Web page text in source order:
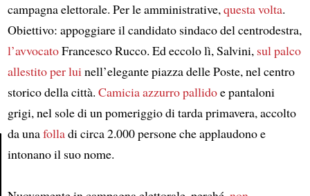
campagna elettorale. Per le amministrative,questa volta.
Obiettivo: appoggiare il candidato sindaco del centrodestra,
l’avvocatoFrancesco Rucco. Ed eccolo lì, Salvini, sul palco
allestito per luinell’elegante piazza delle Poste, nel centro
storico della città. Camicia azzurro pallidoe pantaloni
grigi, nel sole di un pomeriggio di tarda primavera, accolto
da unafolladi circa 2.000 persone che applaudono e
intonano il suo nome.